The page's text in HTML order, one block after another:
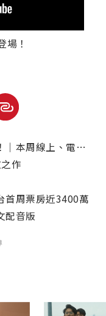
場！
上、電視首播推薦
作
首周票房近3400萬
配音版